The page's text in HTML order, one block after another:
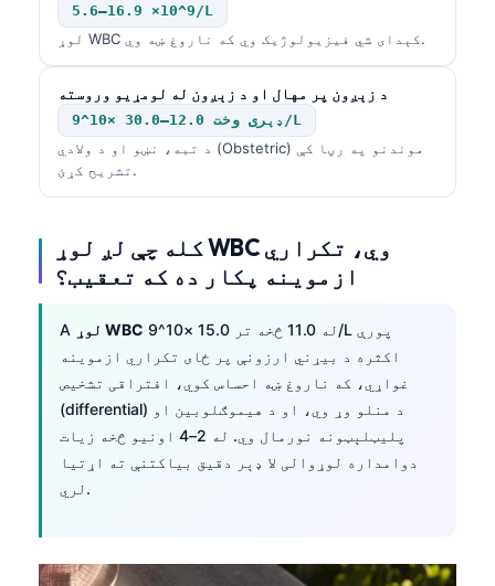
5.6–16.9 ×10^9/L
لوړ WBC کېدای شي فیزیولوژیک وي که ناروغ ښه وي.
د زېږون پر مهال او د زېږون له لومړیو وروسته
ډېری وخت 12.0–30.0 ×10^9/L
د تبه، نښو او د ولادي (Obstetric) موندنو په رڼا کې
تشریح کړئ.
کله چې لږ لوړ WBC وي، تکراري
ازموینه پکار ده که تعقیب؟
A لوړ WBC
اکثره د بیړني ارزونې پر ځای تکراري ازموینه
غواړي، که ناروغ ښه احساس کوي، افتراقی تشخیص
(differential) د منلو وړ وي، او د هیموګلوبین او
پلیټلېټونه نورمال وي. له 2–4 اونیو څخه زیات
دوامداره لوړوالی لا ډېر دقیق بیاکتنې ته اړتیا
لري.